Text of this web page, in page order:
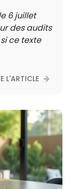
6 juillet
des audits
ce texte
L'ARTICLE